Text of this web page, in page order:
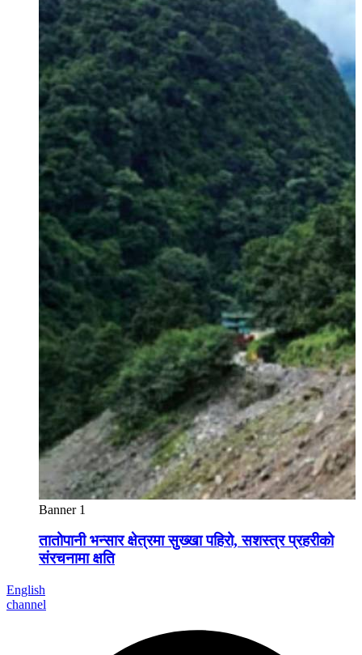
Banner 1
तातोपानी भन्सार क्षेत्रमा सुख्खा पहिरो, सशस्त्र प्रहरीको
संरचनामा क्षति
English
channel